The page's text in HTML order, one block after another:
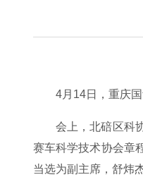
4月14日，重庆
会上，北碚区科
赛车科学技术协会章
当选为副主席，舒炜